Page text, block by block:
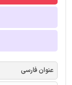
عنوان فارسی